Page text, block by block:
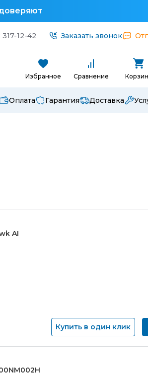
317-12-42 Заказать звонок
Избранное Сравнение
Оплата Гарантия Доставка
AI
Купить в один клик